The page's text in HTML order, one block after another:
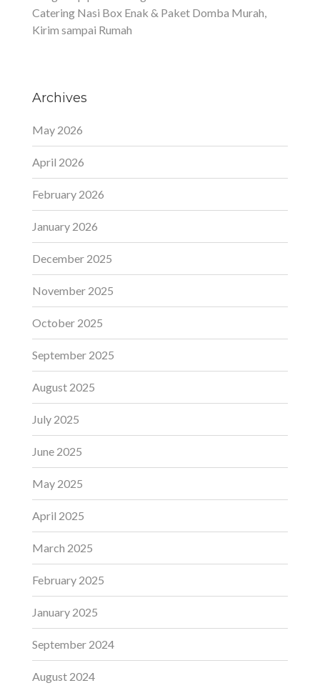
Catering Nasi Box Enak & Paket Domba Murah,
Kirim sampai Rumah
Archives
May 2026
April 2026
February 2026
January 2026
December 2025
November 2025
October 2025
September 2025
August 2025
July 2025
June 2025
May 2025
April 2025
March 2025
February 2025
January 2025
September 2024
August 2024